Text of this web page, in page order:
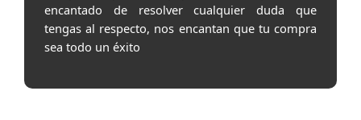
encantado de resolver cualquier duda que
tengas al respecto, nos encantan que tu compra
sea todo un éxito